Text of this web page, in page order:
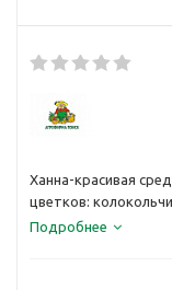
Ханна-красивая
цветков:
светло-голубыми
Подробнее